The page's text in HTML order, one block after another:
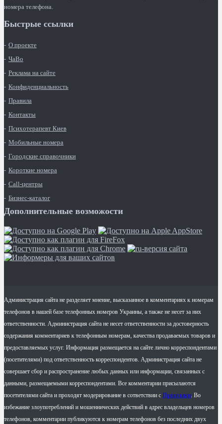
номера телефона.
Быстрые ссылки
О проекте
ЧаВо
Реклама на сайте
Конфиденциальность
Правила
Контакты
Психотерапевт Киев
Мобильные номера
Городские справочники
Короткие номера
Call-центры
Бизнес-каталог
Дополнительные возможости
Администрация сайта не разделяет мнение, высказанное в комментариях к номерам
телефонов в нашей базе телефонных номеров Украины, а также не несет за них
ответственности. Администрация сайта не несет ответственности за достоверность
содержания комментариев к телефонным номерам, качества продаваемых товаров и
предоставляемых услуг. Информация размещается на сайте лично корреспондентами
(посетителями) под ответственность корреспондентов. Администрация сайта не
совершает сбор и распространение любых данных или информации, связанных с
данными, размещаемыми корреспондентами. Все комментарии присылаются
посетителями сайта и проходят модерирование в сответствии с Правилами. Во
избежание злоупотреблений и мошеннических действий в адрес владельцев номеров
телефонов, комментарии публикуются к номерам телефонов без последних двух